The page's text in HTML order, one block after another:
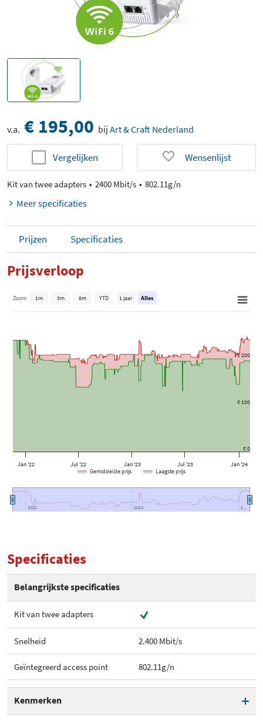
v.a. € 195,00 bij Art & Craft Nederland
Vergelijken Wensenlijst
Kit van twee adapters 2400 Mbit/s 802.11g/n
Meer specificaties
Prijzen Specificaties
Prijsverloop
Jan '22 Jul '22 Jan '23 Jul '23 Jan '24
2022
2022 2023
2023 2…
2…
€ 0
€ 100
€ 200
Zoom 1m 3m 6m YTD 1 jaar Alles
Gemiddelde prijs Laagste prijs
Specificaties
Belangrijkste specificaties
Kit van twee adapters
Snelheid 2.400 Mbit/s
Geïntegreerd access point 802.11g/n
Kenmerken